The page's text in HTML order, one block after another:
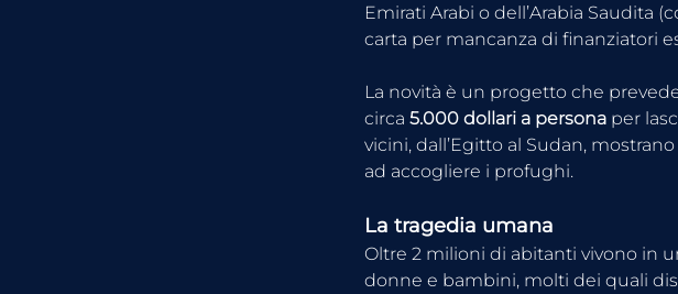
Emirati Arabi o dell’Arabia Saudita
carta per mancanza di finanziatori
La novità è un progetto che
circa 5.000 dollari a persona per
vicini, dall’Egitto al Sudan,
ad accogliere i profughi.
La tragedia umana
Oltre 2 milioni di abitanti vivono in
donne e bambini, molti dei quali